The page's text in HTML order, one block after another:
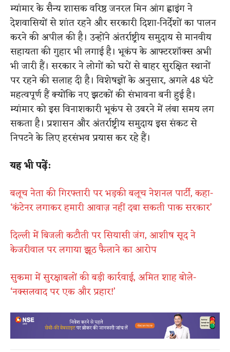
म्यांमार के सैन्य शासक वरिष्ठ जनरल मिन आंग ह्लाइंग ने
देशवासियों से शांत रहने और सरकारी दिशा-निर्देशों का पालन
करने की अपील की है। उन्होंने अंतर्राष्ट्रीय समुदाय से मानवीय
सहायता की गुहार भी लगाई है। भूकंप के आफ्टरशॉक्स अभी
भी जारी हैं। सरकार ने लोगों को घरों से बाहर सुरक्षित स्थानों
पर रहने की सलाह दी है। विशेषज्ञों के अनुसार, अगले 48 घंटे
महत्वपूर्ण हैं क्योंकि नए झटकों की संभावना बनी हुई है।
म्यांमार को इस विनाशकारी भूकंप से उबरने में लंबा समय लग
सकता है। प्रशासन और अंतर्राष्ट्रीय समुदाय इस संकट से
निपटने के लिए हरसंभव प्रयास कर रहे हैं।
यह भी पढ़ें:
बलूच नेता की गिरफ्तारी पर भड़की बलूच नेशनल पार्टी, कहा-
‘कंटेनर लगाकर हमारी आवाज़ नहीं दबा सकती पाक सरकार’
दिल्ली में बिजली कटौती पर सियासी जंग, आशीष सूद ने
केजरीवाल पर लगाया झूठ फैलाने का आरोप
सुकमा में सुरक्षाबलों की बड़ी कार्रवाई, अमित शाह बोले-
‘नक्सलवाद पर एक और प्रहार!’